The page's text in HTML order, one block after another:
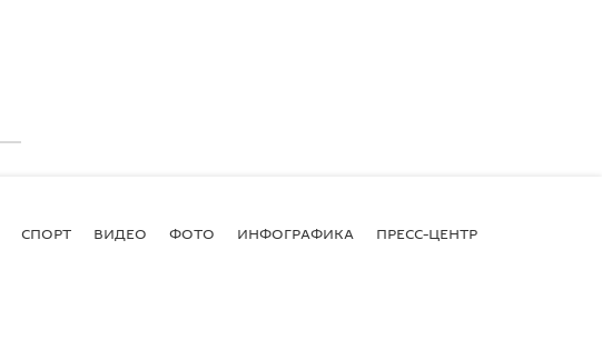
СПОРТ ВИДЕО ФОТО ИНФОГРАФИКА ПРЕСС-ЦЕНТР